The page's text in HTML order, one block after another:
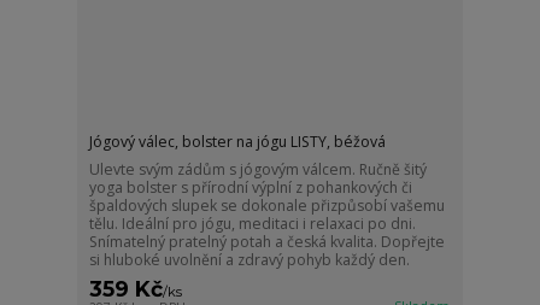
Jógový válec, bolster na jógu LISTY, béžová
Ulevte svým zádům s jógovým válcem. Ručně šitý
yoga bolster s přírodní výplní z pohankových či
špaldových slupek se dokonale přizpůsobí vašemu
tělu. Ideální pro jógu, meditaci i relaxaci po dni.
Snímatelný pratelný potah a česká kvalita. Dopřejte
si hluboké uvolnění a zdravý pohyb každý den.
359 Kč/ks